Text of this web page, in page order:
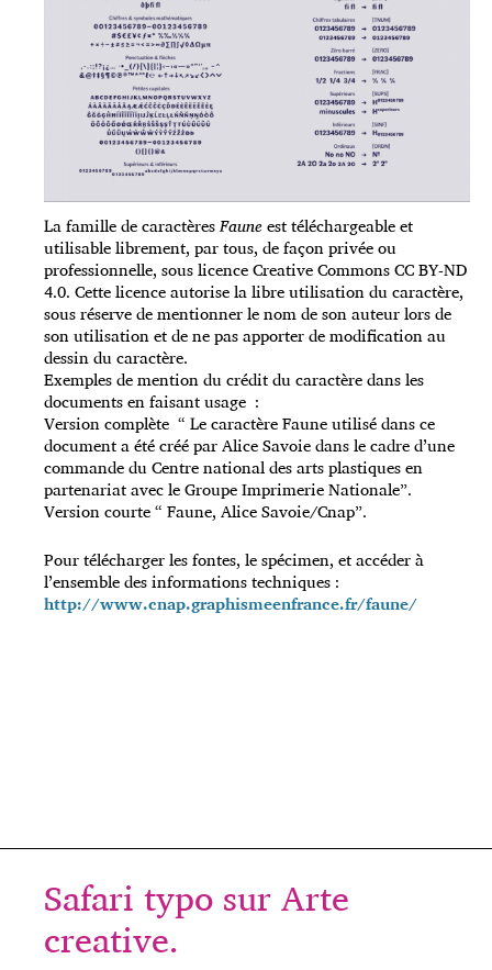
La famille de caractèresFauneest téléchargeable et
utilisable librement, par tous, de façon privée ou
professionnelle, sous licence Creative Commons CC BY-ND
4.0. Cette licence autorise la libre utilisation du caractère,
sous réserve de mentionner le nom de son auteur lors de
son utilisation et de ne pas apporter de modification au
dessin du caractère.
Exemples de mention du crédit du caractère dans les
documents en faisant usage :
Version complète “ Le caractère Faune utilisé dans ce
document a été créé par Alice Savoie dans le cadre d’une
commande du Centre national des arts plastiques en
partenariat avec le Groupe Imprimerie Nationale”.
Version courte “ Faune, Alice Savoie/Cnap”.
Pour télécharger les fontes, le spécimen, et accéder à
l’ensemble des informations techniques :
http://www.cnap.graphismeenfrance.fr/faune/
Safari typo sur Arte
creative.